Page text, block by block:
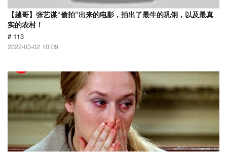
【越哥】张艺谋“偷拍”出来的电影，拍出了最牛的巩俐，以及最真
实的农村！
# 113
2022-03-02 10:09